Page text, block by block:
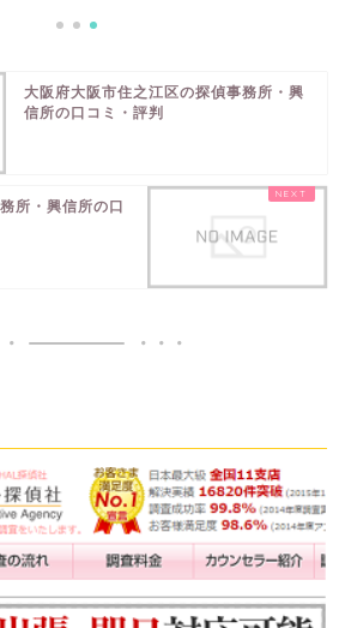
大阪府大阪市住之江区の探偵事務所・興
信所の口コミ・評判
所・興信所の口